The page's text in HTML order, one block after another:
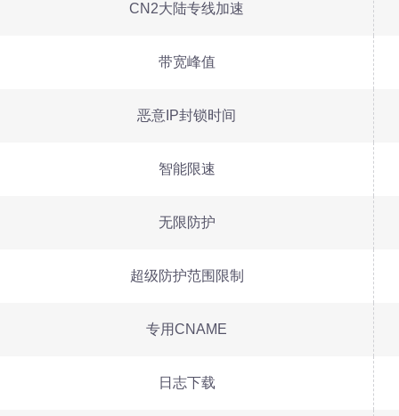
CN2大陆专线加速
带宽峰值
恶意IP封锁时间
智能限速
无限防护
超级防护范围限制
专用CNAME
日志下载